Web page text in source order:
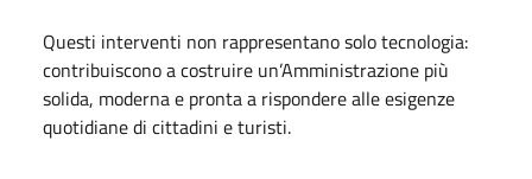
Questi interventi non rappresentano solo tecnologia:
contribuiscono a costruire un’Amministrazione più
solida, moderna e pronta a rispondere alle esigenze
quotidiane di cittadini e turisti.